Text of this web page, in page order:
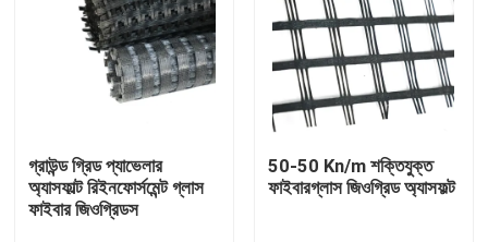
গ্রাউন্ড গ্রিড প্যাভেলার
অ্যাসফাল্ট রিইনফোর্সমেন্ট গ্লাস
ফাইবার জিওগ্রিডস
50-50 Kn/m শক্তিযুক্ত
ফাইবারগ্লাস জিওগ্রিড অ্যাসফল্ট